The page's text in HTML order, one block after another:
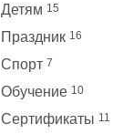
Детям 15
Праздник 16
Спорт 7
Обучение 10
Сертификаты 11